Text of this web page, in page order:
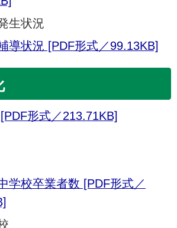
生状況
導状況 [PDF形式／99.13KB]
形式／213.71KB]
学校卒業者数 [PDF形式／